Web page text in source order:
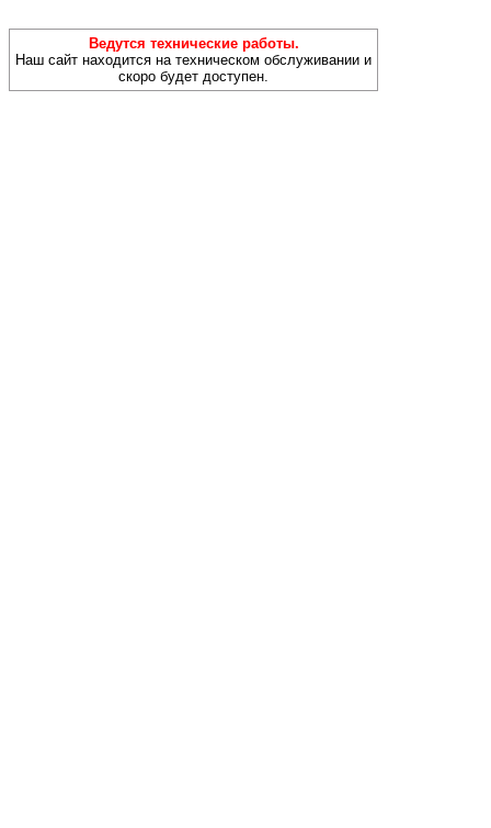
Ведутся технические работы.
Наш сайт находится на техническом обслуживании и
скоро будет доступен.